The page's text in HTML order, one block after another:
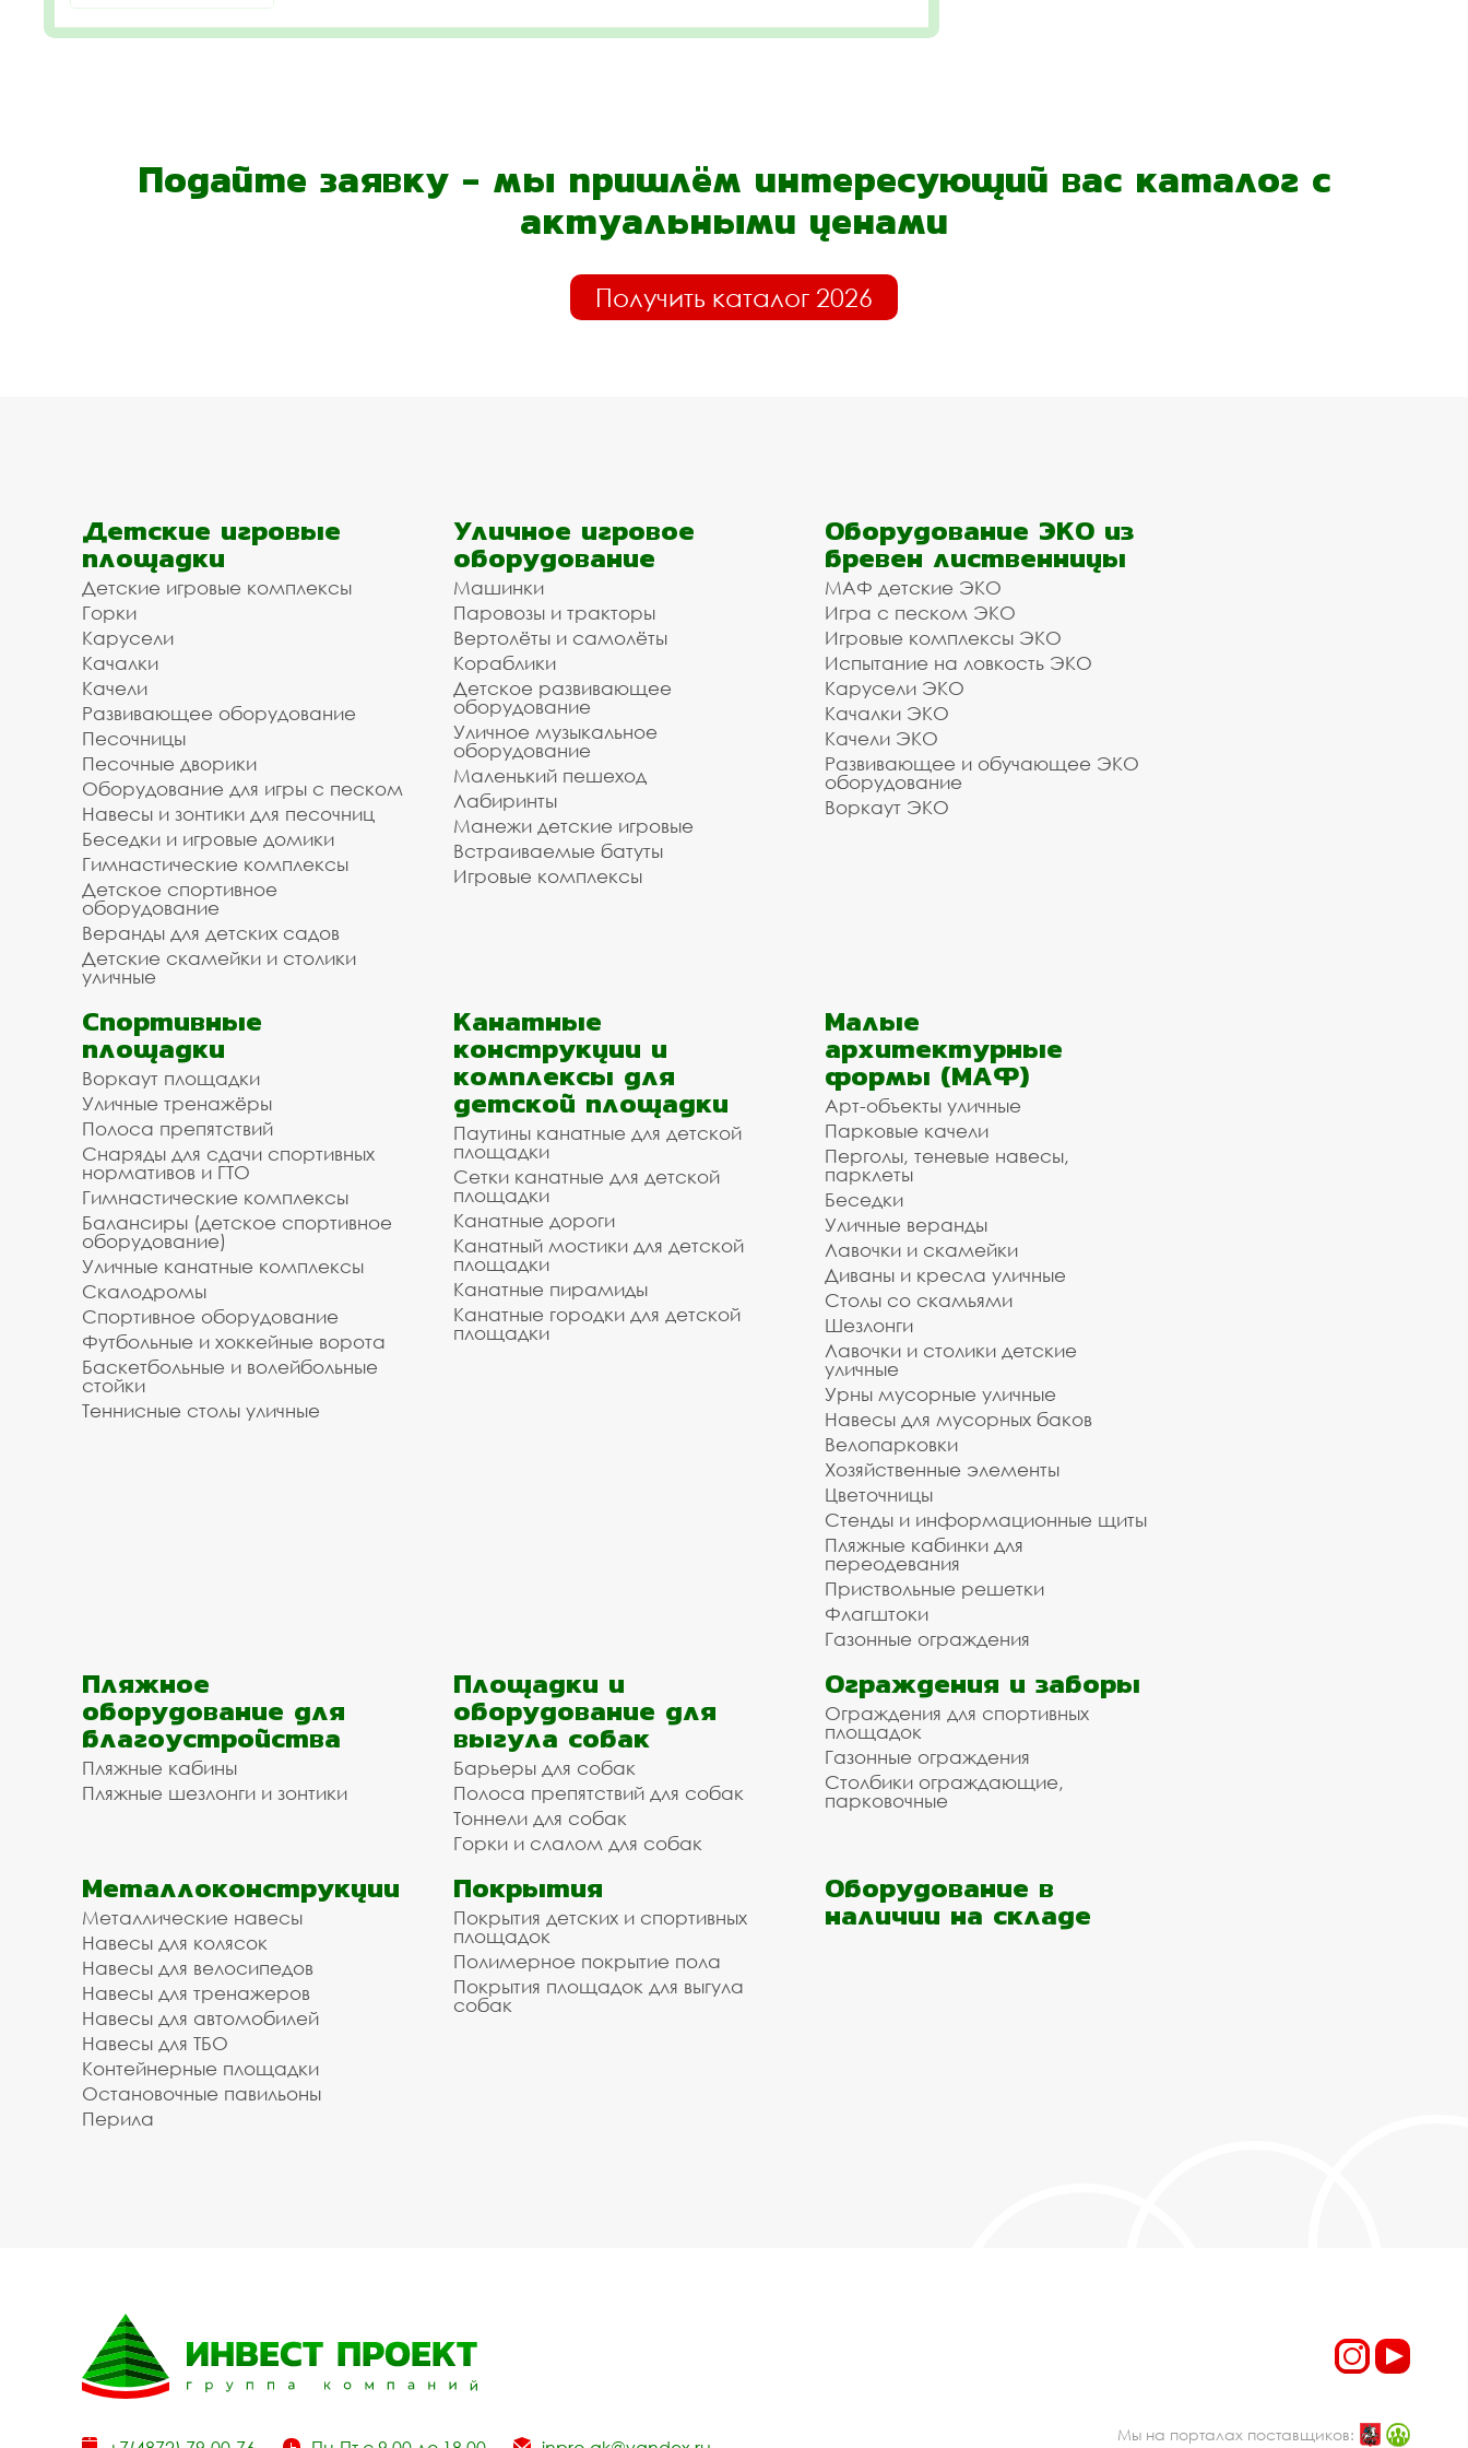
Подайте заявку - мы пришлём интересующий вас каталог с
актуальными ценами
Получить каталог 2026
Детские игровые
площадки
Детские игровые комплексы
Горки
Карусели
Качалки
Качели
Развивающее оборудование
Песочницы
Песочные дворики
Оборудование для игры с песком
Навесы и зонтики для песочниц
Беседки и игровые домики
Гимнастические комплексы
Детское спортивное
оборудование
Веранды для детских садов
Детские скамейки и столики
уличные
Уличное игровое
оборудование
Машинки
Паровозы и тракторы
Вертолёты и самолёты
Кораблики
Детское развивающее
оборудование
Уличное музыкальное
оборудование
Маленький пешеход
Лабиринты
Манежи детские игровые
Встраиваемые батуты
Игровые комплексы
Оборудование ЭКО из
бревен лиственницы
МАФ детские ЭКО
Игра с песком ЭКО
Игровые комплексы ЭКО
Испытание на ловкость ЭКО
Карусели ЭКО
Качалки ЭКО
Качели ЭКО
Развивающее и обучающее ЭКО
оборудование
Воркаут ЭКО
Спортивные
площадки
Воркаут площадки
Уличные тренажёры
Полоса препятствий
Снаряды для сдачи спортивных
нормативов и ГТО
Гимнастические комплексы
Балансиры (детское спортивное
оборудование)
Уличные канатные комплексы
Скалодромы
Спортивное оборудование
Футбольные и хоккейные ворота
Баскетбольные и волейбольные
стойки
Теннисные столы уличные
Канатные
конструкции и
комплексы для
детской площадки
Паутины канатные для детской
площадки
Сетки канатные для детской
площадки
Канатные дороги
Канатный мостики для детской
площадки
Канатные пирамиды
Канатные городки для детской
площадки
Малые
архитектурные
формы (МАФ)
Арт-объекты уличные
Парковые качели
Перголы, теневые навесы,
парклеты
Беседки
Уличные веранды
Лавочки и скамейки
Диваны и кресла уличные
Столы со скамьями
Шезлонги
Лавочки и столики детские
уличные
Урны мусорные уличные
Навесы для мусорных баков
Велопарковки
Хозяйственные элементы
Цветочницы
Стенды и информационные щиты
Пляжные кабинки для
переодевания
Приствольные решетки
Флагштоки
Газонные ограждения
Пляжное
оборудование для
благоустройства
Пляжные кабины
Пляжные шезлонги и зонтики
Площадки и
оборудование для
выгула собак
Барьеры для собак
Полоса препятствий для собак
Тоннели для собак
Горки и слалом для собак
Ограждения и заборы
Ограждения для спортивных
площадок
Газонные ограждения
Столбики ограждающие,
парковочные
Металлоконструкции
Металлические навесы
Навесы для колясок
Навесы для велосипедов
Навесы для тренажеров
Навесы для автомобилей
Навесы для ТБО
Контейнерные площадки
Остановочные павильоны
Перила
Покрытия
Покрытия детских и спортивных
площадок
Полимерное покрытие пола
Покрытия площадок для выгула
собак
Оборудование в
наличии на складе
Мы на порталах поставщиков: